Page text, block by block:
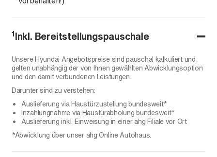
1Inkl. Bereitstellungspauschale
Unsere Hyundai Angebotspreise sind pauschal kalkuliert und
gelten unabhängig der von Ihnen gewählten Abwicklungsoption
und den damit verbundenen Leistungen.
Darunter sind zu verstehen:
Auslieferung via Haustürzustellung bundesweit*
Inzahlungnahme via Haustürabholung bundesweit*
Auslieferung inkl. Einweisung in einer ahg Filiale vor Ort
*Abwicklung über unser ahg Online Autohaus.